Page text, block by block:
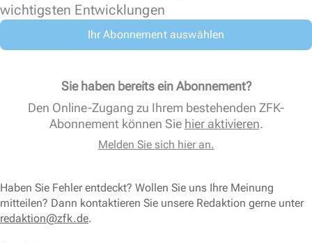
wichtigsten Entwicklungen
Ihr Abonnement auswählen
Sie haben bereits ein Abonnement?
Den Online-Zugang zu Ihrem bestehenden ZFK-
Abonnement können Sie hier aktivieren.
Melden Sie sich hier an.
Haben Sie Fehler entdeckt? Wollen Sie uns Ihre Meinung
mitteilen? Dann kontaktieren Sie unsere Redaktion gerne unter
redaktion@zfk.de.